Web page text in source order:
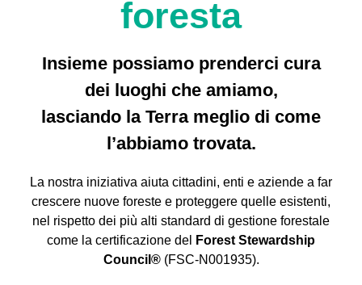
foresta
Insieme possiamo prenderci cura
dei luoghi che amiamo,
lasciando la Terra meglio di come
l’abbiamo trovata.
La nostra iniziativa aiuta cittadini, enti e aziende a far
crescere nuove foreste e proteggere quelle esistenti,
nel rispetto dei più alti standard di gestione forestale
come la certificazione del
Forest Stewardship
Council®(FSC-N001935).